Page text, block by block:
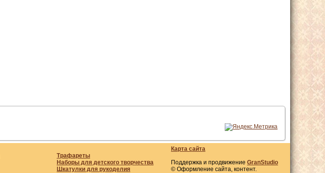
Трафареты
Наборы для детского творчества
Шкатулки для рукоделия
Карта сайта
Поддержка и продвижение GranStudio
© Оформление сайта, контент.